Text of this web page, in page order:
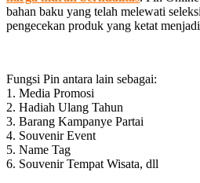
bahan baku yang telah melewati
pengecekan produk yang ketat
Fungsi Pin antara lain sebagai:
1. Media Promosi
2. Hadiah Ulang Tahun
3. Barang Kampanye Partai
4. Souvenir Event
5. Name Tag
6. Souvenir Tempat Wisata, dll